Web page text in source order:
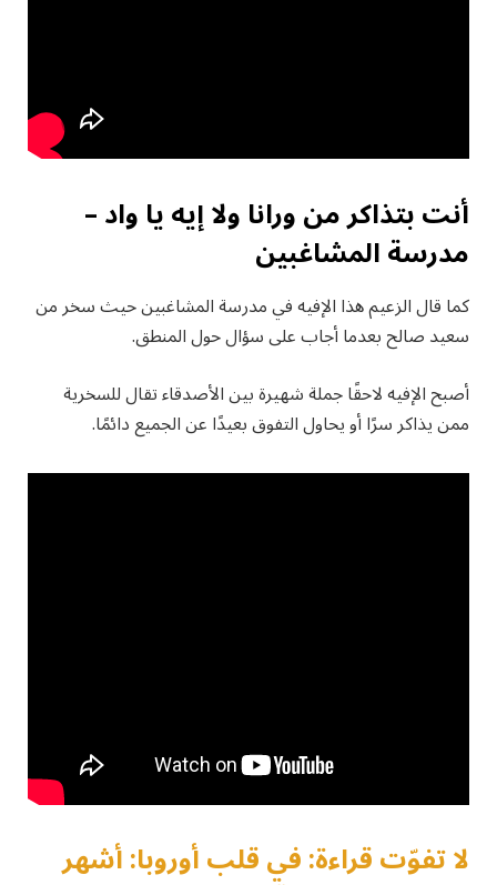
أنت بتذاكر من ورانا ولا إيه يا واد –
مدرسة المشاغبين
كما قال الزعيم هذا الإفيه في مدرسة المشاغبين حيث سخر من
سعيد صالح بعدما أجاب على سؤال حول المنطق.
أصبح الإفيه لاحقًا جملة شهيرة بين الأصدقاء تقال للسخرية
ممن يذاكر سرًا أو يحاول التفوق بعيدًا عن الجميع دائمًا.
لا تفوّت قراءة: في قلب أوروبا: أشهر